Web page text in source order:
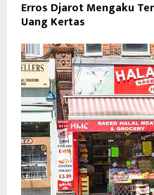
Erros Djarot Mengaku
Uang Kertas